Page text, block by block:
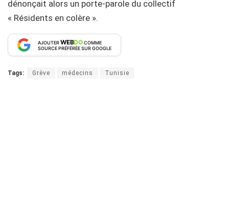
dénonçait alors un porte-parole du collectif
« Résidents en colère ».
AJOUTERWEBDOCOMME
SOURCE PRÉFÉRÉE SUR GOOGLE
Tags: Grève médecins Tunisie